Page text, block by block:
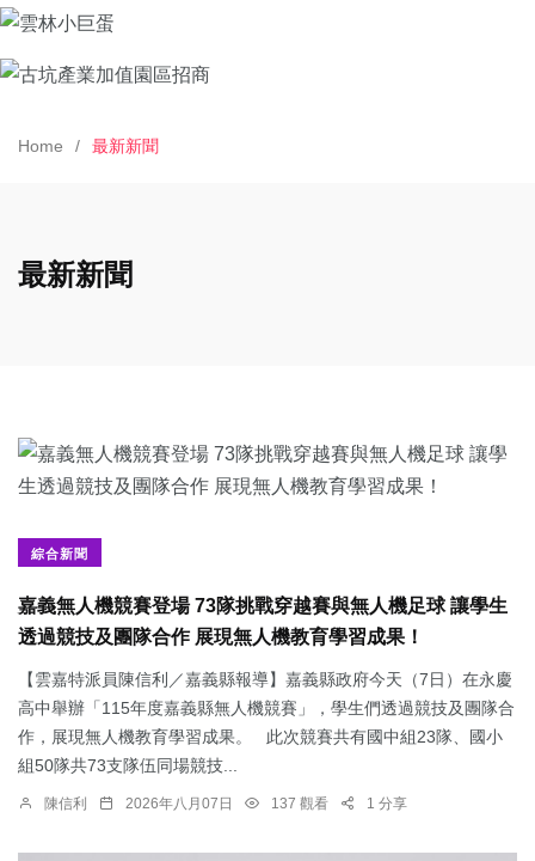
Home 最新新聞
最新新聞
綜合新聞
嘉義無人機競賽登場 73隊挑戰穿越賽與無人機足球 讓學生
透過競技及團隊合作 展現無人機教育學習成果！
【雲嘉特派員陳信利／嘉義縣報導】嘉義縣政府今天（7日）在永慶
高中舉辦「115年度嘉義縣無人機競賽」，學生們透過競技及團隊合
作，展現無人機教育學習成果。 此次競賽共有國中組23隊、國小
組50隊共73支隊伍同場競技...
陳信利 2026年八月07日 137 觀看 1 分享